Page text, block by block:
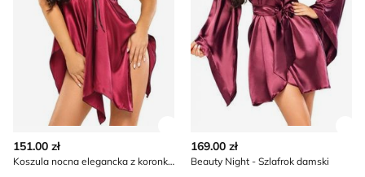
151.00 zł
Koszula nocna elegancka z koronką Beauty Night
169.00 zł
Beauty Night - Szlafrok damski